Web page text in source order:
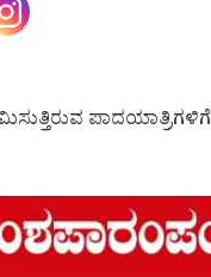
ಪಾದಯಾತ್ರಿಗಳಿಗೆ